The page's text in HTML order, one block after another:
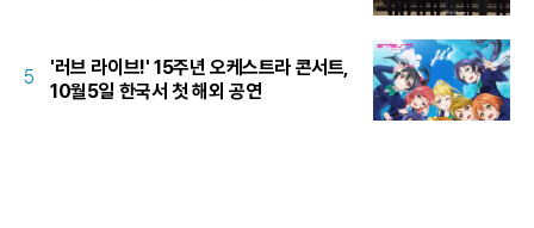
5
'러브 라이브!' 15주년 오케스트라 콘서트,
10월5일 한국서 첫 해외 공연